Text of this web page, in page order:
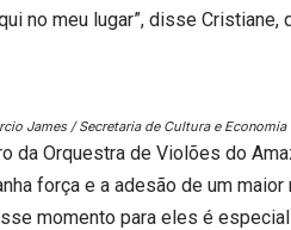
no meu lugar”, disse
James / Secretaria de Cultura e Economia
da Orquestra de Violões do
força e a adesão de um
momento para eles é